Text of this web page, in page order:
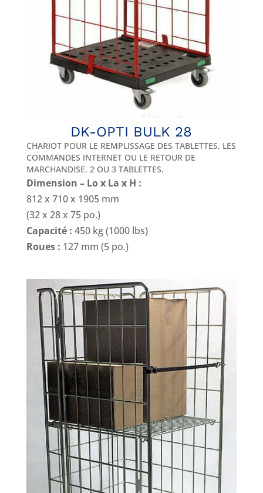
DK-OPTI BULK 28
CHARIOT POUR LE REMPLISSAGE DES TABLETTES, LES
COMMANDES INTERNET OU LE RETOUR DE
MARCHANDISE. 2 OU 3 TABLETTES.
Dimension – Lo x La x H :
812 x 710 x 1905 mm
(32 x 28 x 75 po.)
Capacité : 450 kg (1000 lbs)
Roues : 127 mm (5 po.)